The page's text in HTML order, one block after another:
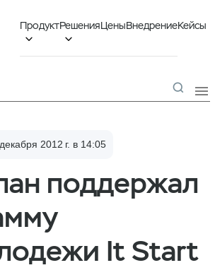
Продукт

Решения

ЦеныВнедрениеКейсы

2012 г. в 14:05
поддержал
It Start